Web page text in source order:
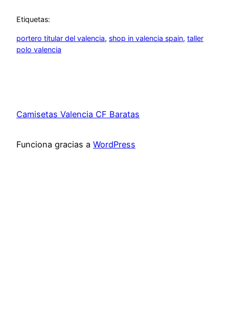
Etiquetas:
portero titular del valencia, shop in valencia spain, taller
polo valencia
Camisetas Valencia CF Baratas
Funciona gracias a WordPress